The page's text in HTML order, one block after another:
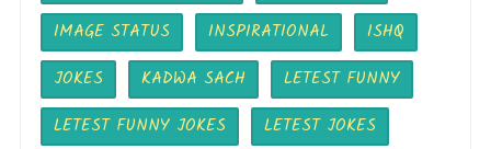
IMAGE STATUS
INSPIRATIONAL
ISHQ
JOKES
KADWA SACH
LETEST FUNNY
LETEST FUNNY JOKES
LETEST JOKES